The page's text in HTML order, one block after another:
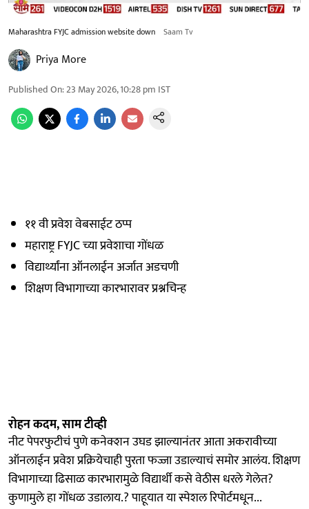
Maharashtra FYJC admission website down Saam Tv
Priya More
Published On:23 May 2026, 10:28 pm IST
११ वी प्रवेश वेबसाईट ठप्प
महाराष्ट्र FYJC च्या प्रवेशाचा गोंधळ
विद्यार्थ्यांना ऑनलाईन अर्जात अडचणी
शिक्षण विभागाच्या कारभारावर प्रश्नचिन्ह
रोहन कदम, साम टीव्ही
नीट पेपरफुटीचं पुणे कनेक्शन उघड झाल्यानंतर आता अकरावीच्या
ऑनलाईन प्रवेश प्रक्रियेचाही पुरता फज्जा उडाल्याचं समोर आलंय. शिक्षण
विभागाच्या ढिसाळ कारभारामुळे विद्यार्थी कसे वेठीस धरले गेलेत?
कुणामुले हा गोंधळ उडालाय.? पाहूयात या स्पेशल रिपोर्टमधून...